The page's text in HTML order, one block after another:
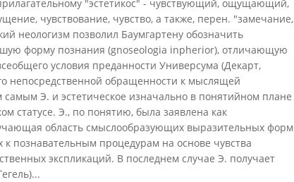
"эстетикос" - чувствующий, ощущающий,
чувствование, чувство, а также, перен. "замечание,
неологизм позволил Баумгартену обозначить
форму познания (gnoseologia inpherior), отличающую
условия преданности Универсума (Декарт,
непосредственной обращенности к мыслящей
самым Э. и эстетическое изначально в понятийном плане
статусе. Э., по понятию, была заявлена как
область смыслообразующих выразительных форм
познавательным процедурам на основе чувства
экспликаций. В последнем случае Э. получает